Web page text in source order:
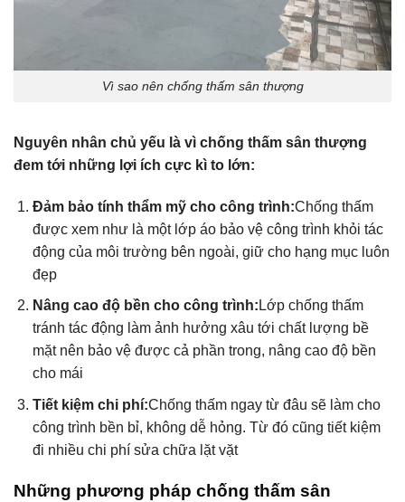
Vì sao nên chống thấm sân thượng
Nguyên nhân chủ yếu là vì chống thấm sân thượng
đem tới những lợi ích cực kì to lớn:
Đảm bảo tính thẩm mỹ cho công trình:Chống thấm
được xem như là một lớp áo bảo vệ công trình khỏi tác
động của môi trường bên ngoài, giữ cho hạng mục luôn
đẹp
Nâng cao độ bền cho công trình: Lớp chống thấm
tránh tác động làm ảnh hưởng xâu tới chất lượng bề
mặt nên bảo vệ được cả phần trong, nâng cao độ bền
cho mái
Tiết kiệm chi phí:Chống thấm ngay từ đâu sẽ làm cho
công trình bền bỉ, không dễ hỏng. Từ đó cũng tiết kiệm
đi nhiều chi phí sửa chữa lặt vặt
Những phương pháp chống thấm sân